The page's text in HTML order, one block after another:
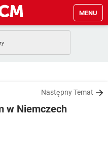
MENU
FACEBOOK
TIKTOK
Następny Temat
w Niemczech